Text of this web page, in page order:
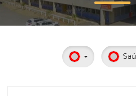
Prouni
Desconto de